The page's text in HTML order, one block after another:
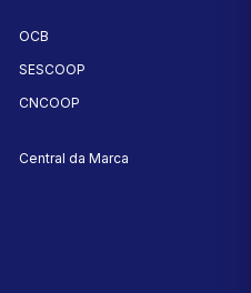
OCB
SESCOOP
CNCOOP
Central da Marca